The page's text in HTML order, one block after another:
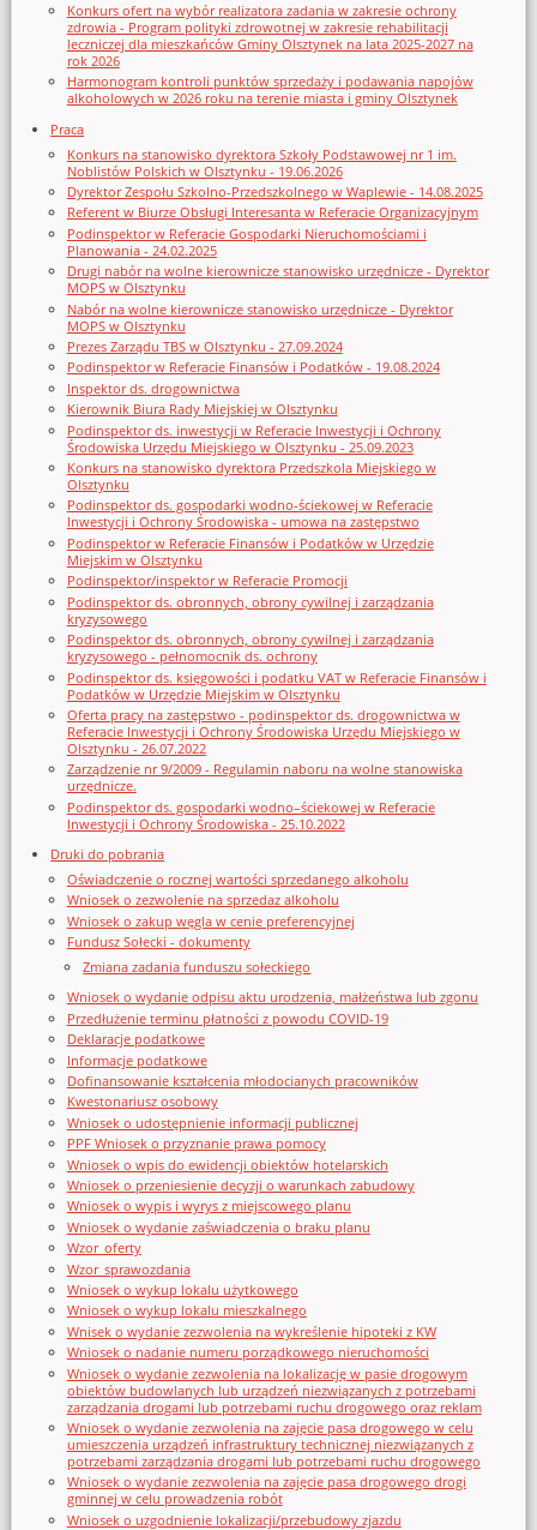
Konkurs ofert na wybór realizatora zadania w zakresie ochrony
zdrowia - Program polityki zdrowotnej w zakresie rehabilitacji
leczniczej dla mieszkańców Gminy Olsztynek na lata 2025-2027 na
rok 2026
Harmonogram kontroli punktów sprzedaży i podawania napojów
alkoholowych w 2026 roku na terenie miasta i gminy Olsztynek
Praca
Konkurs na stanowisko dyrektora Szkoły Podstawowej nr 1 im.
Noblistów Polskich w Olsztynku - 19.06.2026
Dyrektor Zespołu Szkolno-Przedszkolnego w Waplewie - 14.08.2025
Referent w Biurze Obsługi Interesanta w Referacie Organizacyjnym
Podinspektor w Referacie Gospodarki Nieruchomościami i
Planowania - 24.02.2025
Drugi nabór na wolne kierownicze stanowisko urzędnicze - Dyrektor
MOPS w Olsztynku
Nabór na wolne kierownicze stanowisko urzędnicze - Dyrektor
MOPS w Olsztynku
Prezes Zarządu TBS w Olsztynku - 27.09.2024
Podinspektor w Referacie Finansów i Podatków - 19.08.2024
Inspektor ds. drogownictwa
Kierownik Biura Rady Miejskiej w Olsztynku
Podinspektor ds. inwestycji w Referacie Inwestycji i Ochrony
Środowiska Urzędu Miejskiego w Olsztynku - 25.09.2023
Konkurs na stanowisko dyrektora Przedszkola Miejskiego w
Olsztynku
Podinspektor ds. gospodarki wodno-ściekowej w Referacie
Inwestycji i Ochrony Środowiska - umowa na zastępstwo
Podinspektor w Referacie Finansów i Podatków w Urzędzie
Miejskim w Olsztynku
Podinspektor/inspektor w Referacie Promocji
Podinspektor ds. obronnych, obrony cywilnej i zarządzania
kryzysowego
Podinspektor ds. obronnych, obrony cywilnej i zarządzania
kryzysowego - pełnomocnik ds. ochrony
Podinspektor ds. księgowości i podatku VAT w Referacie Finansów i
Podatków w Urzędzie Miejskim w Olsztynku
Oferta pracy na zastępstwo - podinspektor ds. drogownictwa w
Referacie Inwestycji i Ochrony Środowiska Urzędu Miejskiego w
Olsztynku - 26.07.2022
Zarządzenie nr 9/2009 - Regulamin naboru na wolne stanowiska
urzędnicze.
Podinspektor ds. gospodarki wodno–ściekowej w Referacie
Inwestycji i Ochrony Środowiska - 25.10.2022
Druki do pobrania
Oświadczenie o rocznej wartości sprzedanego alkoholu
Wniosek o zezwolenie na sprzedaz alkoholu
Wniosek o zakup węgla w cenie preferencyjnej
Fundusz Sołecki - dokumenty
Zmiana zadania funduszu sołeckiego
Wniosek o wydanie odpisu aktu urodzenia, małżeństwa lub zgonu
Przedłużenie terminu płatności z powodu COVID-19
Deklaracje podatkowe
Informacje podatkowe
Dofinansowanie kształcenia młodocianych pracowników
Kwestonariusz osobowy
Wniosek o udostępnienie informacji publicznej
PPF Wniosek o przyznanie prawa pomocy
Wniosek o wpis do ewidencji obiektów hotelarskich
Wniosek o przeniesienie decyzji o warunkach zabudowy
Wniosek o wypis i wyrys z miejscowego planu
Wniosek o wydanie zaświadczenia o braku planu
Wzor_oferty
Wzor_sprawozdania
Wniosek o wykup lokalu użytkowego
Wniosek o wykup lokalu mieszkalnego
Wnisek o wydanie zezwolenia na wykreślenie hipoteki z KW
Wniosek o nadanie numeru porządkowego nieruchomości
Wniosek o wydanie zezwolenia na lokalizację w pasie drogowym
obiektów budowlanych lub urządzeń niezwiązanych z potrzebami
zarządzania drogami lub potrzebami ruchu drogowego oraz reklam
Wniosek o wydanie zezwolenia na zajęcie pasa drogowego w celu
umieszczenia urządzeń infrastruktury technicznej niezwiązanych z
potrzebami zarządzania drogami lub potrzebami ruchu drogowego
Wniosek o wydanie zezwolenia na zajęcie pasa drogowego drogi
gminnej w celu prowadzenia robót
Wniosek o uzgodnienie lokalizacji/przebudowy zjazdu